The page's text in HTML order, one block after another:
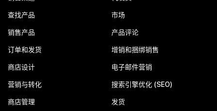
查找产品
销售产品
订单和发货
商店设计
营销与转化
商店管理
市场
产品评论
增销和捆绑销售
电子邮件营销
搜索引擎优化 (SEO)
发货